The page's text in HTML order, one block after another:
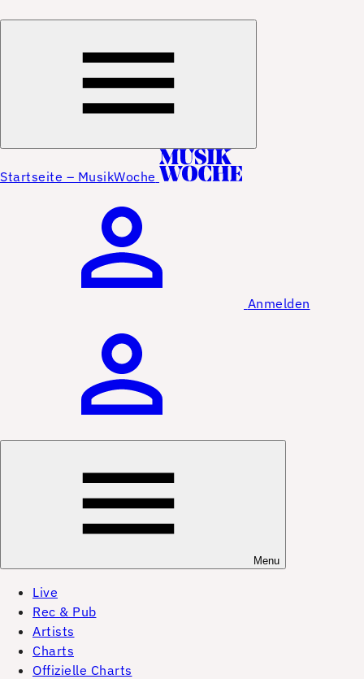
Startseite – MusikWoche
Anmelden
Menu
Live
Rec & Pub
Artists
Charts
Offizielle Charts